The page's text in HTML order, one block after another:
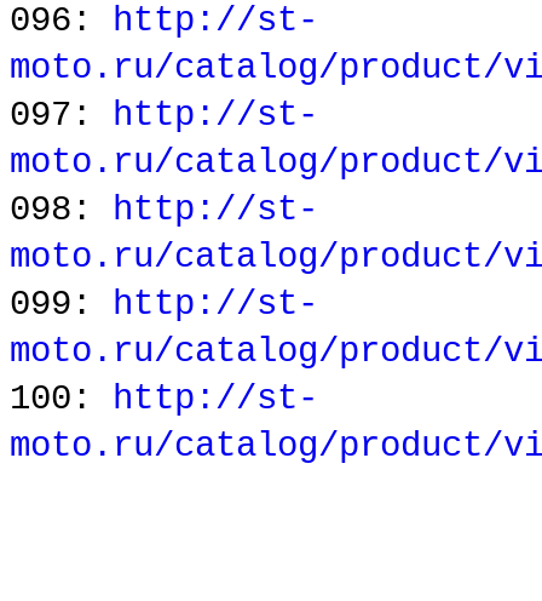
096: http://st-
moto.ru/catalog/product/
097: http://st-
moto.ru/catalog/product/
098: http://st-
moto.ru/catalog/product/
099: http://st-
moto.ru/catalog/product/
100: http://st-
moto.ru/catalog/product/